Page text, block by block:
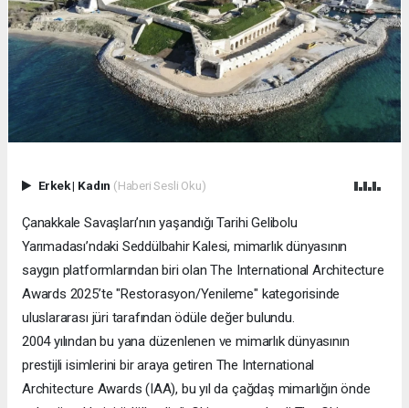
Erkek| Kadın (Haberi Sesli Oku)
Çanakkale Savaşları’nın yaşandığı Tarihi Gelibolu
Yarımadası’ndaki Seddülbahir Kalesi, mimarlık dünyasının
saygın platformlarından biri olan The International Architecture
Awards 2025’te "Restorasyon/Yenileme" kategorisinde
uluslararası jüri tarafından ödüle değer bulundu.
2004 yılından bu yana düzenlenen ve mimarlık dünyasının
prestijli isimlerini bir araya getiren The International
Architecture Awards (IAA), bu yıl da çağdaş mimarlığın önde